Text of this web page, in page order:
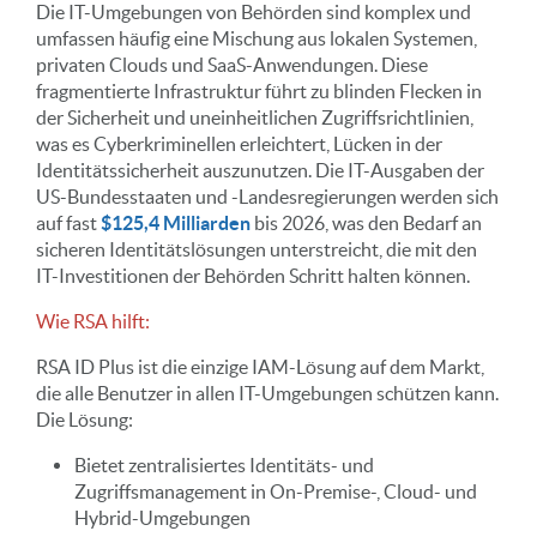
Die IT-Umgebungen von Behörden sind komplex und
umfassen häufig eine Mischung aus lokalen Systemen,
privaten Clouds und SaaS-Anwendungen. Diese
fragmentierte Infrastruktur führt zu blinden Flecken in
der Sicherheit und uneinheitlichen Zugriffsrichtlinien,
was es Cyberkriminellen erleichtert, Lücken in der
Identitätssicherheit auszunutzen. Die IT-Ausgaben der
US-Bundesstaaten und -Landesregierungen werden sich
auf fast$125,4 Milliarden bis 2026, was den Bedarf an
sicheren Identitätslösungen unterstreicht, die mit den
IT-Investitionen der Behörden Schritt halten können.
Wie RSA hilft:
RSA ID Plus ist die einzige IAM-Lösung auf dem Markt,
die alle Benutzer in allen IT-Umgebungen schützen kann.
Die Lösung:
Bietet zentralisiertes Identitäts- und
Zugriffsmanagement in On-Premise-, Cloud- und
Hybrid-Umgebungen